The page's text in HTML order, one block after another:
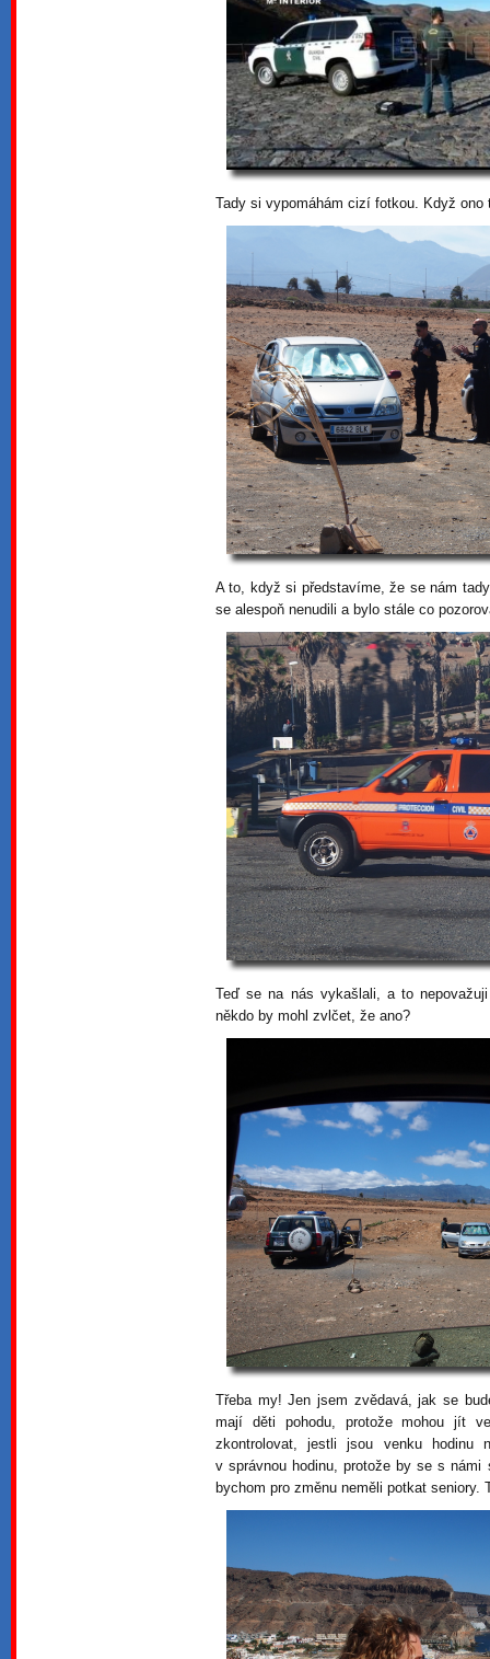
Tady si vypomáhám cizí fotkou. Když
A to, když si představíme, že se nám
se alespoň nenudili a bylo stále co
Teď se na nás vykašlali, a to
někdo by mohl zvlčet, že ano?
Třeba my! Jen jsem zvědavá, jak se
mají děti pohodu, protože mohou jít
zkontrolovat, jestli jsou venku
v správnou hodinu, protože by se s
bychom pro změnu neměli potkat seniory.